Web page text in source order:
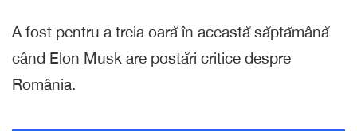
A fost pentru a treia oară în această săptămână
când Elon Musk are postări critice despre
România.